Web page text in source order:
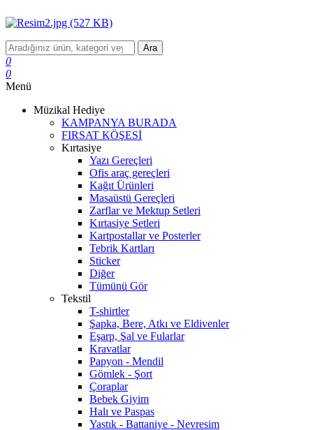
Ara
0
0
Menü
Müzikal Hediye
KAMPANYA BURADA
FIRSAT KÖŞESİ
Kırtasiye
Yazı Gereçleri
Ofis araç gereçleri
Kağıt Ürünleri
Masaüstü Gereçleri
Zarflar ve Mektup Setleri
Kırtasiye Setleri
Kartpostallar ve Posterler
Tebrik Kartları
Sticker
Diğer
Tümünü Gör
Tekstil
T-shirtler
Şapka, Bere, Atkı ve Eldivenler
Eşarp, Şal ve Fularlar
Kravatlar
Papyon - Mendil
Gömlek - Şort
Çoraplar
Bebek Giyim
Halı ve Paspas
Yastık - Battaniye - Nevresim